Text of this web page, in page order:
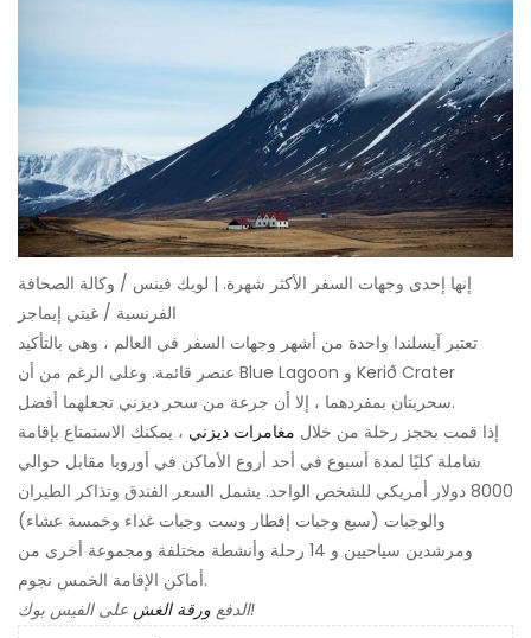
إنها إحدى وجهات السفر الأكثر شهرة. | لويك فينس / وكالة الصحافة
الفرنسية / غيتي إيماجز
تعتبر آيسلندا واحدة من أشهر وجهات السفر في العالم ، وهي بالتأكيد
عنصر قائمة. وعلى الرغم من أن Blue Lagoon و Kerið Crater
سحريتان بمفردهما ، إلا أن جرعة من سحر ديزني تجعلهما أفضل.
إذا قمت بحجز رحلة من خلال مغامرات ديزني ، يمكنك الاستمتاع بإقامة
شاملة كليًا لمدة أسبوع في أحد أروع الأماكن في أوروبا مقابل حوالي
8000 دولار أمريكي للشخص الواحد. يشمل السعر الفندق وتذاكر الطيران
والوجبات (سبع وجبات إفطار وست وجبات غداء وخمسة عشاء)
ومرشدين سياحيين و 14 رحلة وأنشطة مختلفة ومجموعة أخرى من
أماكن الإقامة الخمس نجوم.
الدفع ورقة الغش على الفيس بوك!